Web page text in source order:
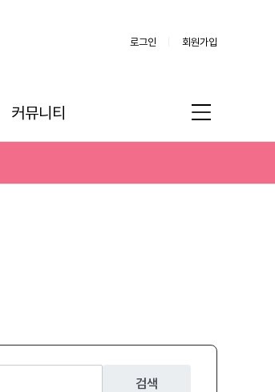
로그인 회원가입
커뮤니티
검색